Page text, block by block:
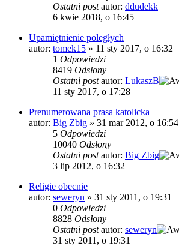
Ostatni postautor: ddudekk
6 kwie 2018, o 16:45
Upamiętnienie poległych
autor: tomek15 » 11 sty 2017, o 16:32
1 Odpowiedzi
8419 Odsłony
Ostatni postautor: LukaszB
11 sty 2017, o 17:28
Prenumerowana prasa katolicka
autor: Big Zbig » 31 mar 2012, o 16:54
5 Odpowiedzi
10040 Odsłony
Ostatni postautor: Big Zbig
3 lip 2012, o 16:32
Religie obecnie
autor: seweryn » 31 sty 2011, o 19:31
0 Odpowiedzi
8828 Odsłony
Ostatni postautor: seweryn
31 sty 2011, o 19:31